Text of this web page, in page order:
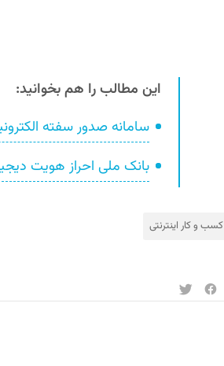
این مطالب را هم بخوانید:
سامانه صدور سفته
بانک ملی احراز هویت
کسب و کار اینترنتی